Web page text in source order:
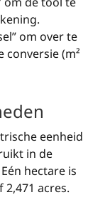
om over te
conversie (m²
eenheid
in de
hectare is
acres.